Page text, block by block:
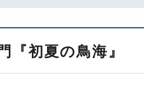
『初夏の鳥海』